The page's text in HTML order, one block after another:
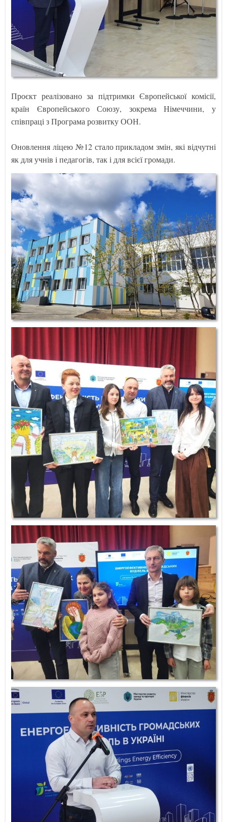
Проєкт реалізовано за підтримки Європейської комісії,
країн Європейського Союзу, зокрема Німеччини, у
співпраці з Програма розвитку ООН.
Оновлення ліцею №12 стало прикладом змін, які відчутні
як для учнів і педагогів, так і для всієї громади.